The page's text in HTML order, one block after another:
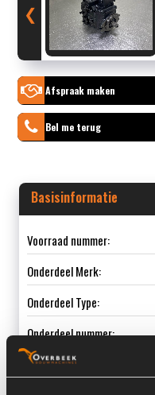
❮
Afspraak maken
Bel me terug
Basisinformatie
Voorraad nummer:
Onderdeel Merk:
Onderdeel Type:
Onderdeel nummer: